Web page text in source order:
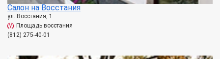
Салон на Восстания
ул. Восстания, 1
Площадь восстания
(812) 275-40-01